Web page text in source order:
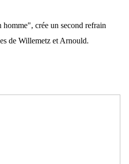
crée un second refrain
de Willemetz et Arnould.